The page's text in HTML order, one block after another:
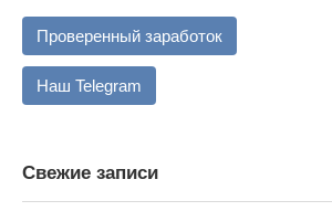
Проверенный заработок
Наш Telegram
Свежие записи